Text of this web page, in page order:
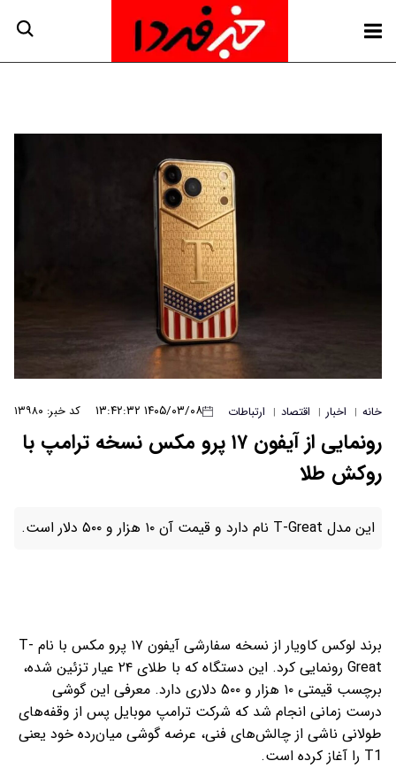
خانه | اخبار | اقتصاد | ارتباطات ۱۴۰۵/۰۳/۰۸ ۱۳:۴۲:۳۲ کد خبر: ۱۳۹۸۰
رونمایی از آیفون ۱۷ پرو مکس نسخه ترامپ با
روکش طلا
این مدل T-Great نام دارد و قیمت آن ۱۰ هزار و ۵۰۰ دلار است.
برند لوکس کاویار از نسخه سفارشی آیفون ۱۷ پرو مکس با نام T-
Great رونمایی کرد. این دستگاه که با طلای ۲۴ عیار تزئین شده،
برچسب قیمتی ۱۰ هزار و ۵۰۰ دلاری دارد. معرفی این گوشی
درست زمانی انجام شد که شرکت ترامپ موبایل پس از وقفه‌های
طولانی ناشی از چالش‌های فنی، عرضه گوشی میان‌رده خود یعنی
T1 را آغاز کرده است.